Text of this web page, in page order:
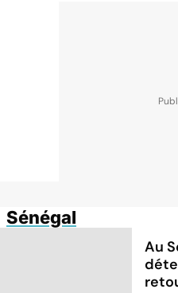
Sénégal
Au